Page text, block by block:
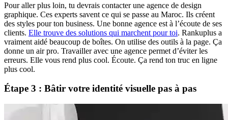
Pour aller plus loin, tu devrais contacter une agence de design
graphique. Ces experts savent ce qui se passe au Maroc. Ils créent
des styles pour ton business. Une bonne agence est à l’écoute de ses
clients. Elle trouve des solutions qui marchent pour toi. Rankuplus a
vraiment aidé beaucoup de boîtes. On utilise des outils à la page. Ça
donne un air pro. Travailler avec une agence permet d’éviter les
erreurs. Elle vous rend plus cool. Écoute. Ça rend ton truc en ligne
plus cool.
Étape 3 : Bâtir votre identité visuelle pas à pas